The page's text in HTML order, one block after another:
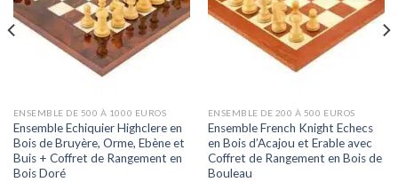
ENSEMBLE DE 500 À 1000 EUROS
Ensemble Echiquier Highclere en
Bois de Bruyère, Orme, Ebène et
Buis + Coffret de Rangement en
Bois Doré
ENSEMBLE DE 200 À 500 EUROS
Ensemble French Knight Echecs
en Bois d’Acajou et Erable avec
Coffret de Rangement en Bois de
Bouleau